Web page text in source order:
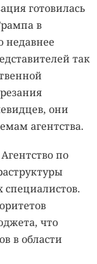
готовилась
в
недавнее
так
они
агентства.
Агентство по
специалистов.
что
в области